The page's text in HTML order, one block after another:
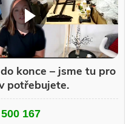
konce – jsme tu pro
potřebujete.
167